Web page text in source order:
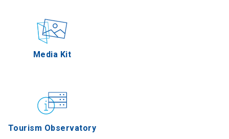
Media Kit
Tourism Observatory